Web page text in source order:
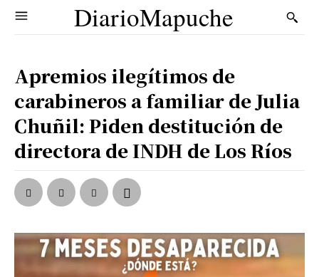
DiarioMapuche
Apremios ilegítimos de
carabineros a familiar de Julia
Chuñil: Piden destitución de
directora de INDH de Los Ríos